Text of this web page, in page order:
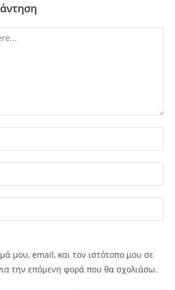
μου, email, και τον ιστότοπο μου σε
την επόμενη φορά που θα σχολιάσω.